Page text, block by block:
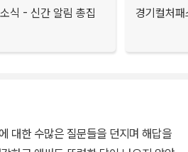
식 - 신간 알림 총집
경기컬처
대한 수많은 질문들을 던지며 해답을